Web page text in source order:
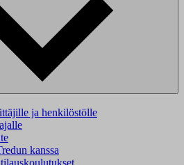
ja henkilöstölle
kanssa